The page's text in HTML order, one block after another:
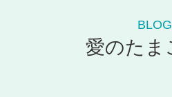
BLOG
愛のたま